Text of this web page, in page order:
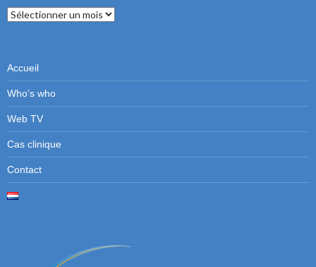
Numéros
précédents
Accueil
Who’s who
Web TV
Cas clinique
Contact